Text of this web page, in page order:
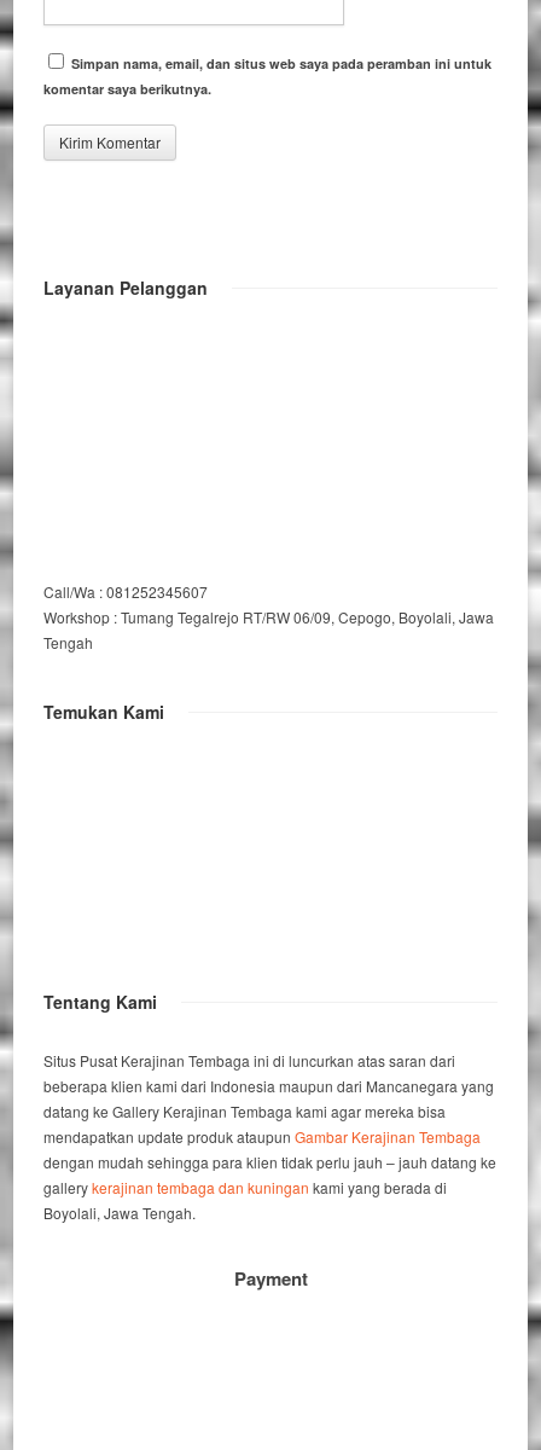
Simpan nama, email, dan situs web saya pada peramban ini untuk
komentar saya berikutnya.
Layanan Pelanggan
Call/Wa : 081252345607
Workshop : Tumang Tegalrejo RT/RW 06/09, Cepogo, Boyolali, Jawa
Tengah
Temukan Kami
Tentang Kami
Situs Pusat Kerajinan Tembaga ini di luncurkan atas saran dari
beberapa klien kami dari Indonesia maupun dari Mancanegara yang
datang ke Gallery Kerajinan Tembaga kami agar mereka bisa
mendapatkan update produk ataupunGambar Kerajinan Tembaga
dengan mudah sehingga para klien tidak perlu jauh – jauh datang ke
gallerykerajinan tembaga dan kuningan kami yang berada di
Boyolali, Jawa Tengah.
Payment